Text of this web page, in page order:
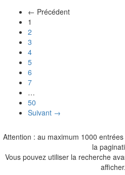
← Précédent
1
2
3
4
5
6
7
…
50
Suivant →
Attention : au maximum 1000
la
Vous pouvez utiliser la recherche
afficher.